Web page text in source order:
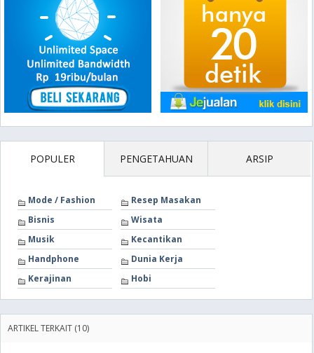
POPULER PENGETAHUAN ARSIP
Mode / Fashion
Resep Masakan
Bisnis
Wisata
Musik
Kecantikan
Handphone
Dunia Kerja
Kerajinan
Hobi
ARTIKEL TERKAIT (10)